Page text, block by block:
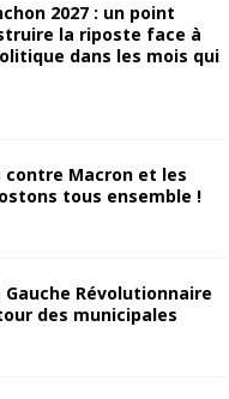
2027 : un point
la riposte face à
dans les mois qui
contre Macron et les
tous ensemble !
Révolutionnaire
des municipales